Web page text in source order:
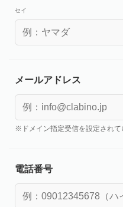
セイ
メールアドレス
※ドメイン指定受信を設定され
電話番号